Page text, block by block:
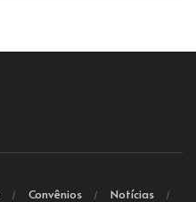
Convênios Notícias